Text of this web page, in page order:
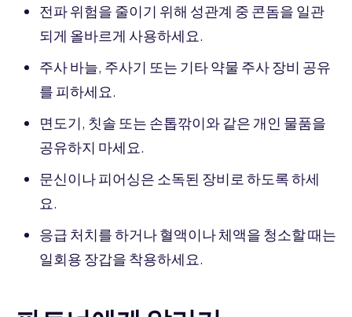
전파 위험을 줄이기 위해 성관계 중 콘돔을 일관
되게 올바르게 사용하세요.
주사 바늘, 주사기 또는 기타 약물 주사 장비 공유
를 피하세요.
면도기, 칫솔 또는 손톱깎이와 같은 개인 물품을
공유하지 마세요.
문신이나 피어싱은 소독된 장비로 하도록 하세
요.
응급 처치를 하거나 혈액이나 체액을 청소할 때는
일회용 장갑을 착용하세요.